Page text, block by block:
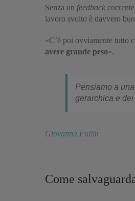
Senza un feedback
lavoro svolto è davvero
«C’è poi ovviamente tutto
avere grande peso».
Pensiamo a
gerarchica e
Giovanna Fullin
Come